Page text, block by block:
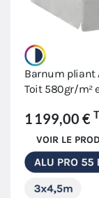
Barnum pliant
Toit 580gr/m²
1 199,00 €
VOIR LE